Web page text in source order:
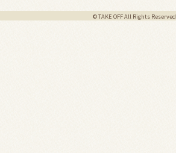
© TAKE OFF All Rights Reserved.